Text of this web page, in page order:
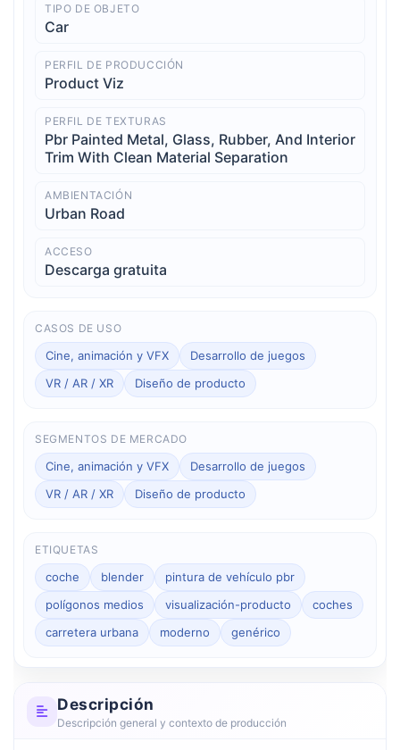
TIPO DE OBJETO
Car
PERFIL DE PRODUCCIÓN
Product Viz
PERFIL DE TEXTURAS
Pbr Painted Metal, Glass, Rubber, And Interior
Trim With Clean Material Separation
AMBIENTACIÓN
Urban Road
ACCESO
Descarga gratuita
CASOS DE USO
Cine, animación y VFX
Desarrollo de juegos
VR / AR / XR
Diseño de producto
SEGMENTOS DE MERCADO
Cine, animación y VFX
Desarrollo de juegos
VR / AR / XR
Diseño de producto
ETIQUETAS
coche blender
pintura de vehículo pbr
polígonos medios
visualización-producto
coches
carretera urbana
moderno genérico
Descripción
Descripción general y contexto de producción